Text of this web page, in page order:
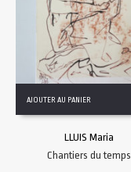
AJOUTER AU PANIER
LLUIS Maria
Chantiers du temps